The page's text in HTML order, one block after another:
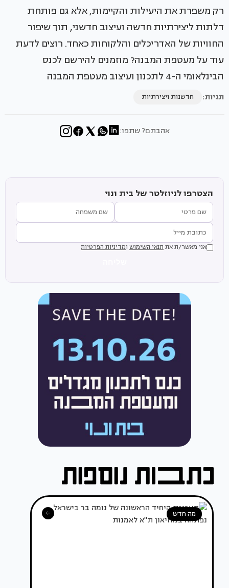
רק משפרת את היעילות והקיימות, אלא גם פותחת
דלתות ליצירתיות חדשה ועיצוב חדשני, תוך שיפור
החוויות של האדריכלים והלקוחות כאחד. רוצים לדעת
עוד על מעטפת המבנה? מוזמנים להירשם לכנס
הבינלאומי ה-4 לתכנון ועיצוב מעטפת המבנה
תגיות: חדשנות ויצירתיות
אהבתם? שתפו:
הצטרפו לניוזלטר של בית ונוי
אני מאשר/ת את תנאי השימוש ומדיניות הפרטיות
מה חדש